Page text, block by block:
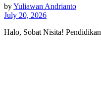
byYuliawan Andrianto
July 20, 2026
Halo, Sobat Nisita!